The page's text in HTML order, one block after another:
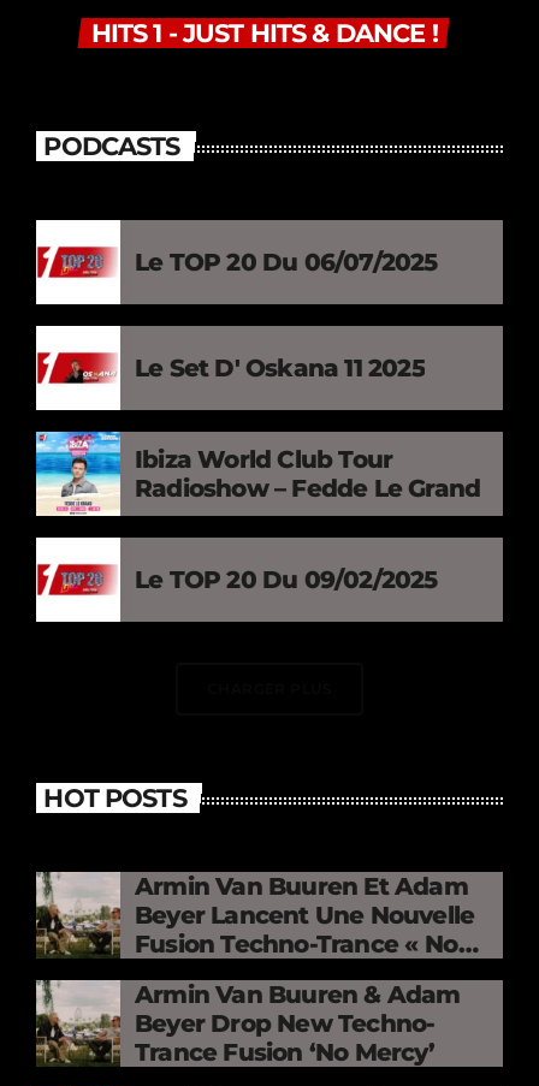
HITS 1 - JUST HITS & DANCE !
PODCASTS
Le TOP 20 Du 06/07/2025
Le Set D' Oskana 11 2025
Ibiza World Club Tour
Radioshow – Fedde Le Grand
Le TOP 20 Du 09/02/2025
HOT POSTS
Armin Van Buuren Et Adam
Beyer Lancent Une Nouvelle
Fusion Techno-Trance « No
Armin Van Buuren & Adam
Beyer Drop New Techno-
Trance Fusion ‘No Mercy’